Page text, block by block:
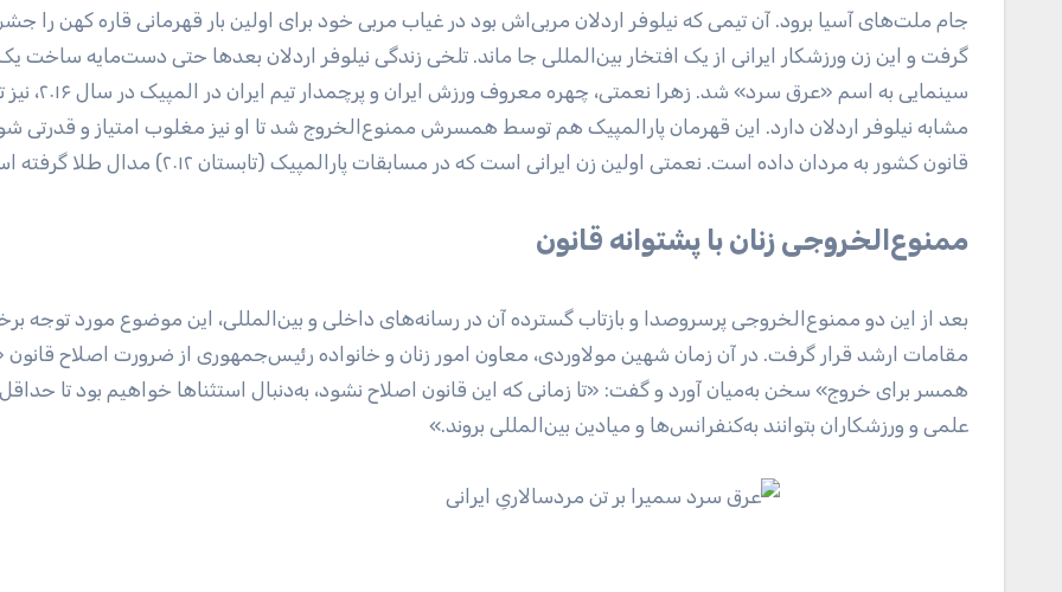
جام ملت‌های آسیا برود. آن تیمی که نیلوفر اردلان مربی‌اش بود در غیاب مربی خود برای اولین بار قهرمانی قاره کهن را
گرفت و این زن ورزشکار ایرانی از یک افتخار بین‌المللی جا ماند. تلخی زندگی نیلوفر اردلان بعد‌ها حتی دست‌مایه ساخت
سینمایی به اسم «عرق سرد» شد. زهرا نعمتی، چهره
مشابه نیلوفر اردلان دارد. این قهرمان پارالمپیک هم توسط همسرش ممنوع‌الخروج شد تا او نیز مغلوب امتیاز و قدرتی
قانون کشور به مردان داده است. نعمتی اولین زن ایرانی است که در مسابقات پارالمپیک (تابستان ۲۰۱۲) مدال طلا گرفته است.
ممنوع‌الخروجی زنان با پشتوانه قانون
بعد از این دو ممنوع‌الخروجی پرسروصدا و بازتاب گسترده آن در رسانه‌های داخلی و بین‌المللی، این موضوع مورد توجه
مقامات ارشد قرار گرفت. در آن زمان شهین مولاوردی، معاون امور زنان و خانواده رئیس‌جمهوری از ضرورت اصلاح قانون
همسر برای خروج» سخن به‌میان آورد و گفت: «تا زمانی که این قانون اصلاح نشود، به‌دنبال استثنا‌ها خواهیم بود تا حداقل
علمی و ورزشکاران بتوانند به‌کنفرانس‌ها و میادین بین‌المللی بروند.»